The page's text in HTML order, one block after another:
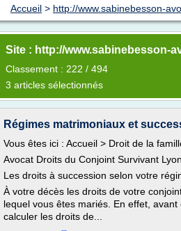
Accueil > http://www.sabinebesson-
Site : http://www.sabinebesson-
Classement : 222 / 494
3 articles sélectionnés
Régimes matrimoniaux et
Vous êtes ici : Accueil > Droit de la
Avocat Droits du Conjoint Survivant Lyon
Les droits à succession selon votre
À votre décès les droits de votre
lequel vous êtes mariés. En effet,
calculer les droits de...